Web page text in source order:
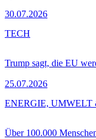
30.07.2026
Trump sagt, die EU
25.07.2026
TECH
Über 100.000
ENERGIE, UMWELT